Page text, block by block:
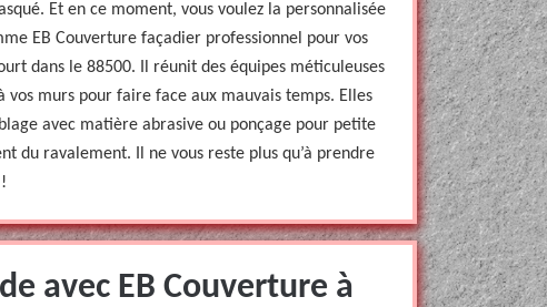
Et en ce moment, vous voulez la personnalisée
EB Couverture façadier professionnel pour vos
dans le 88500. Il réunit des équipes méticuleuses
murs pour faire face aux mauvais temps. Elles
avec matière abrasive ou ponçage pour petite
du ravalement. Il ne vous reste plus qu’à prendre
avec EB Couverture à